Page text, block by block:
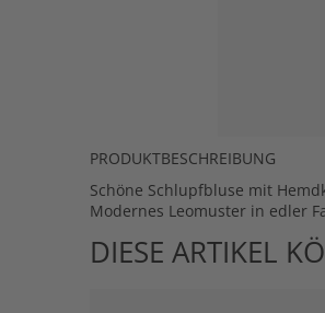
PRODUKTBESCHREIBUNG
Schöne Schlupfbluse mit
Modernes Leomuster in edler
DIESE ARTIKEL